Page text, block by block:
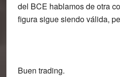
del BCE hablamos de otra
figura sigue siendo válida,
Buen trading.